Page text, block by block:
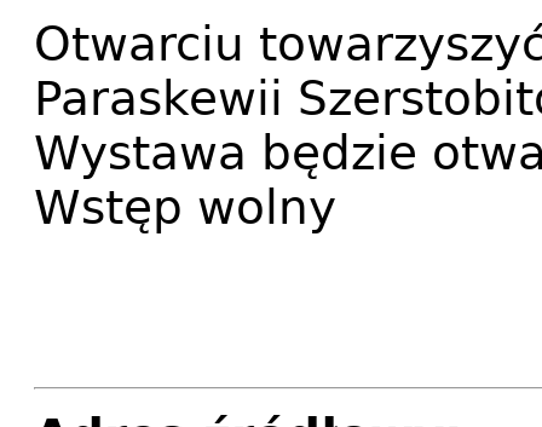
Otwarciu
Paraskewii
Wystawa będzie
Wstęp wolny